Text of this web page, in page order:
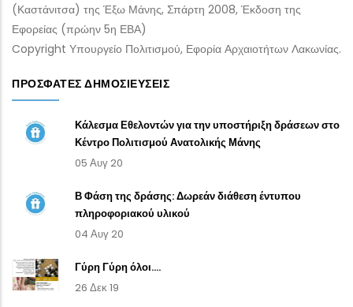
(Καστάνιτσα) της Έξω Μάνης, Σπάρτη 2008, Έκδοση της
Εφορείας (πρώην 5η ΕΒΑ)
Copyright Υπουργείο Πολιτισμού, Εφορία Αρχαιοτήτων Λακωνίας.
ΠΡΌΣΦΑΤΕΣ ΔΗΜΟΣΙΕΎΣΕΙΣ
Κάλεσμα Εθελοντών για την υποστήριξη δράσεων στο
Κέντρο Πολιτισμού Ανατολικής Μάνης
05 Αυγ 20
Β Φάση της δράσης: Δωρεάν διάθεση έντυπου
πληροφοριακού υλικού
04 Αυγ 20
Γύρη Γύρη όλοι....
26 Δεκ 19